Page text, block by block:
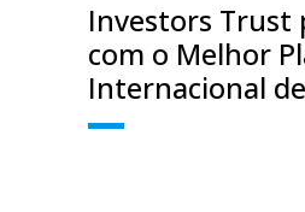
Investors Trust
com o Melhor
Internacional